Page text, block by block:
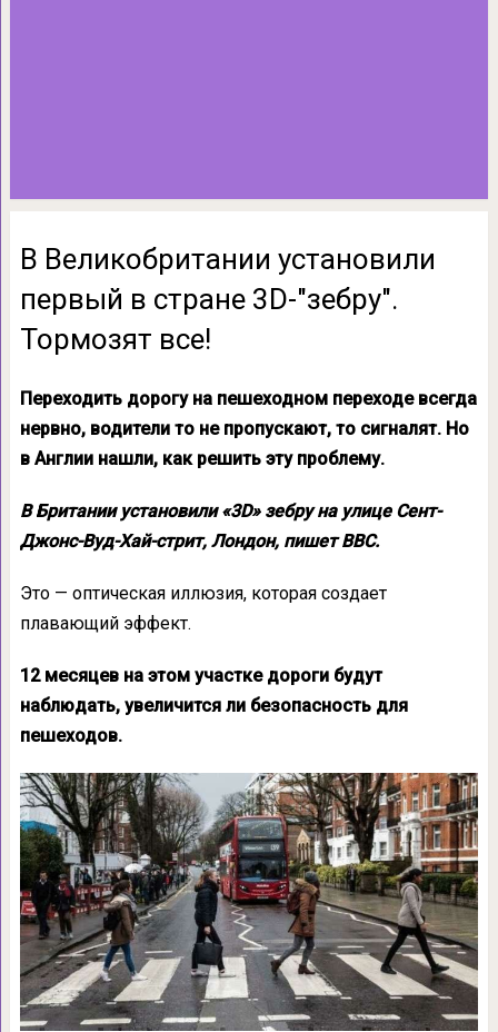
В Великобритании установили
первый в стране 3D-″зебру″.
Тормозят все!
Переходить дорогу на пешеходном переходе всегда
нервно, водители то не пропускают, то сигналят. Но
в Англии нашли, как решить эту проблему.
В Британии установили «3D» зебру на улице Сент-
Джонс-Вуд-Хай-стрит, Лондон, пишет ВВС.
Это — оптическая иллюзия, которая создает
плавающий эффект.
12 месяцев на этом участке дороги будут
наблюдать, увеличится ли безопасность для
пешеходов.